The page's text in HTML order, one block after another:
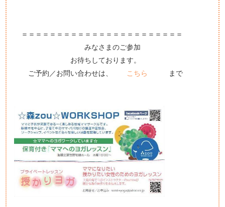
＝＝＝＝＝＝＝＝＝＝＝＝＝＝＝＝＝＝＝＝＝＝＝
みなさまのご参加
お待ちしております。
ご予約／お問い合わせは、 こちら まで